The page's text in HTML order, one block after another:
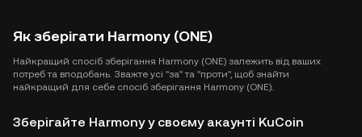
Як зберігати Harmony (ONE)
Найкращий спосіб зберігання Harmony (ONE) залежить від ваших
потреб та вподобань. Зважте усі "за" та "проти", щоб знайти
найкращий для себе спосіб зберігання Harmony (ONE).
Зберігайте Harmony у своєму акаунті KuCoin